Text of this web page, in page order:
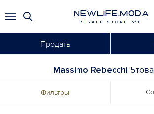
NEWLIFE.MODA
RESALE STORE №1
Продать
Massimo Rebecchi
Фильтры